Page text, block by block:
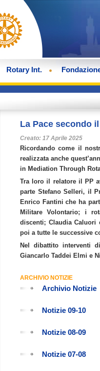
Rotary Int.
La Pace secondo
Creato: 17 Aprile 2025
Ricordando come il
realizzata anche
in Mediation Through
Tra loro il relatore il PP
parte Stefano Selleri, il
Enrico Fantini che ha
Militare Volontario; i
discenti; Claudia Caluori
poi a tutte le successive
Nel dibattito interventi
Giancarlo Taddei Elmi e
ARCHIVIO NOTIZIE
Archivio Notizie
Notizie 09-10
Notizie 08-09
Notizie 07-08